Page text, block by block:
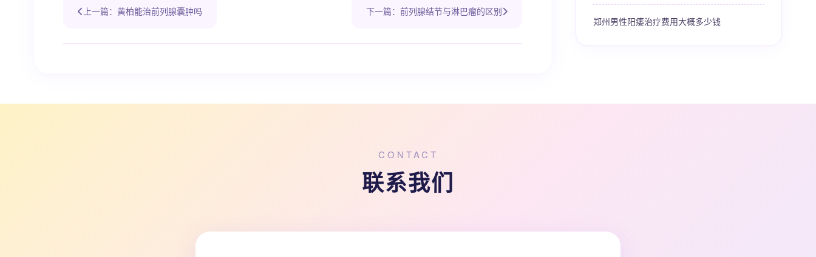
上一篇：黄柏能治前列腺囊肿吗 下一篇：前列腺结节与淋巴瘤的区别
郑州男性阳痿治疗费用大概多少钱
CONTACT
联系我们